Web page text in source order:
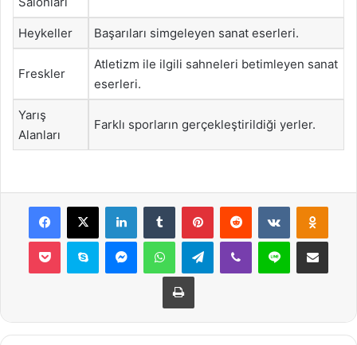
Heykeller Başarıları simgeleyen sanat eserleri.
Freskler
Atletizm ile ilgili sahneleri betimleyen sanat
eserleri.
Yarış
Alanları
Farklı sporların gerçekleştirildiği yerler.
Facebook
X LinkedInTumblr PinterestReddit VKontakte
Pocket Skype MessengerWhatsAppTelegramViber Line E-Posta ile
Yazdır